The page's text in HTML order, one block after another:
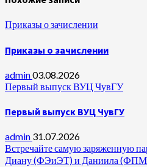
Приказы о зачислении
Приказы о зачислении
admin03.08.2026
Первый выпуск ВУЦ ЧувГУ
Первый выпуск ВУЦ ЧувГУ
admin 31.07.2026
Встречайте самую заряженную
Диану (ФЭиЭТ) и Даниила